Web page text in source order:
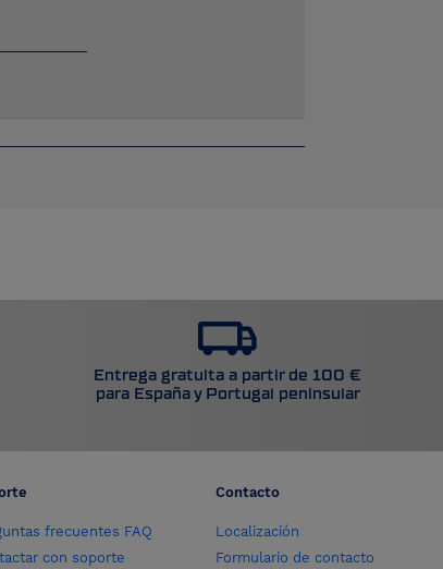
Entrega gratuita a partir de 100 €
para España y Portugal peninsular
frecuentes FAQ
con soporte
Contacto
Localización
Formulario de contacto